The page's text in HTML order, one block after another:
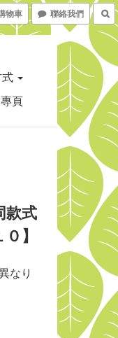
物車 聯絡我們
頁
款式
】
なり